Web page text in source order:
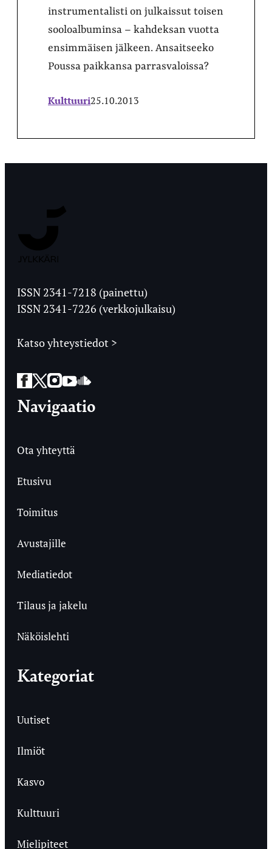
instrumentalisti on julkaissut toisen
sooloalbuminsa – kahdeksan vuotta
ensimmäisen jälkeen. Ansaitseeko
Poussa paikkansa parrasvaloissa?
Kulttuuri25.10.2013
Ylioppilaslehti
ISSN 2341-7218 (painettu)
ISSN 2341-7226 (verkkojulkaisu)
Katso yhteystiedot >
Facebook
Twitter
Instagram
YouTube
SoundCloud
Navigaatio
Ota yhteyttä
Etusivu
Toimitus
Avustajille
Mediatiedot
Tilaus ja jakelu
Näköislehti
Kategoriat
Uutiset
Ilmiöt
Kasvo
Kulttuuri
Mielipiteet